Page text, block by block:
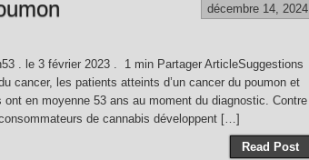
décembre 14, 2024
. le 3 février 2023 . 1 min Partager ArticleSuggestions
cancer, les patients atteints d’un cancer du poumon et
en moyenne 53 ans au moment du diagnostic. Contre
de cannabis développent […]
Read Post